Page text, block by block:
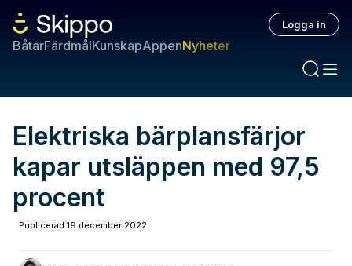
BåtarFärdmålKunskapAppenNyheter
Logga in
Elektriska bärplansfärjor
kapar utsläppen med 97,5
procent
Publicerad 19 december 2022